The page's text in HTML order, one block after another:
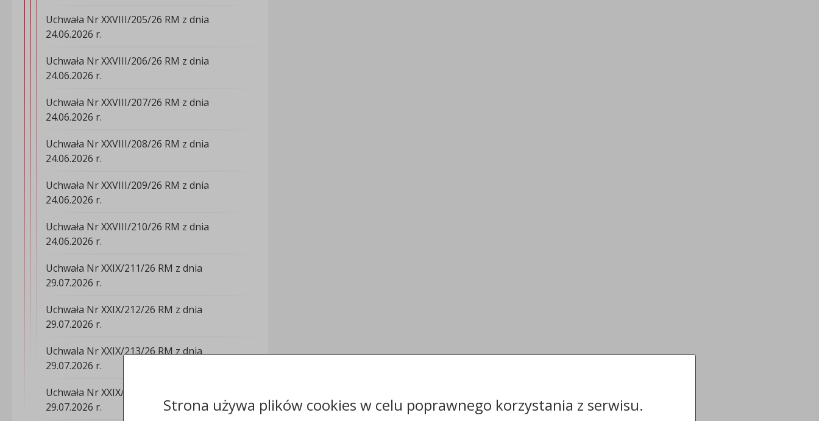
Uchwała Nr XXVIII/205/26 RM z dnia
24.06.2026 r.
Uchwała Nr XXVIII/206/26 RM z dnia
24.06.2026 r.
Uchwała Nr XXVIII/207/26 RM z dnia
24.06.2026 r.
Uchwała Nr XXVIII/208/26 RM z dnia
24.06.2026 r.
Uchwała Nr XXVIII/209/26 RM z dnia
24.06.2026 r.
Uchwała Nr XXVIII/210/26 RM z dnia
24.06.2026 r.
Uchwała Nr XXIX/211/26 RM z dnia
29.07.2026 r.
Uchwała Nr XXIX/212/26 RM z dnia
29.07.2026 r.
Uchwala Nr XXIX/213/26 RM z dnia
29.07.2026 r.
Uchwała Nr XXIX/214/26 RM z dnia
29.07.2026 r.
Strona używa plików cookies w celu poprawnego korzystania z serwisu.